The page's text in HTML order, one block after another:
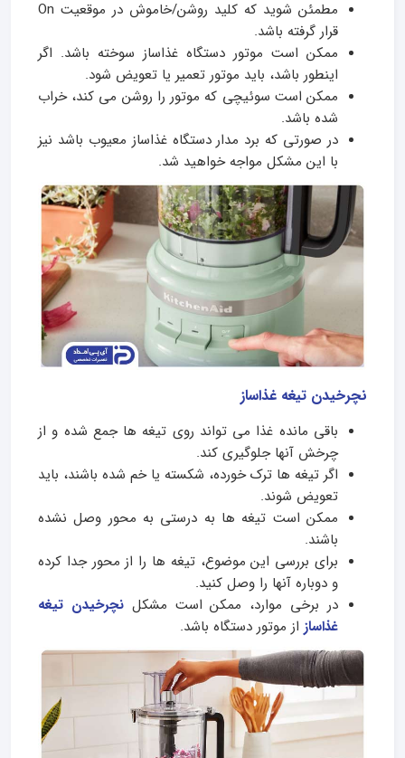
مطمئن شوید که کلید روشن/خاموش در موقعیت On
قرار گرفته باشد.
ممکن است موتور دستگاه غذاساز سوخته باشد. اگر
اینطور باشد، باید موتور تعمیر یا تعویض شود.
ممکن است سوئیچی که موتور را روشن می کند، خراب
شده باشد.
در صورتی که برد مدار دستگاه غذاساز معیوب باشد نیز
با این مشکل مواجه خواهید شد.
نچرخیدن تیغه غذاساز
باقی مانده غذا می تواند روی تیغه ها جمع شده و از
چرخش آنها جلوگیری کند.
اگر تیغه ها ترک خورده، شکسته یا خم شده باشند، باید
تعویض شوند.
ممکن است تیغه ها به درستی به محور وصل نشده
باشند.
برای بررسی این موضوع، تیغه ها را از محور جدا کرده
و دوباره آنها را وصل کنید.
در برخی موارد، ممکن است مشکلنچرخیدن تیغه
غذاساز از موتور دستگاه باشد.